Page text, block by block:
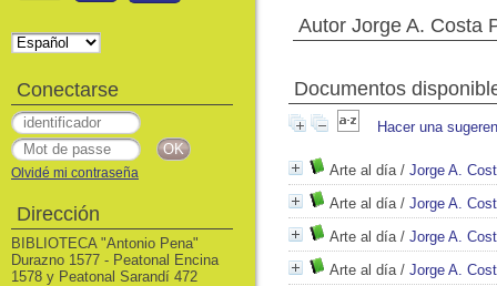
Autor Jorge A. Costa
Documentos
Hacer una
Arte al día/ Jorge A.
Arte al día/ Jorge A.
Arte al día/ Jorge A.
Arte al día/ Jorge A.
Conectarse
Olvidé mi contraseña
Dirección
BIBLIOTECA "Antonio Pena"
Durazno 1577 - Peatonal Encina
1578 y Peatonal Sarandí 472